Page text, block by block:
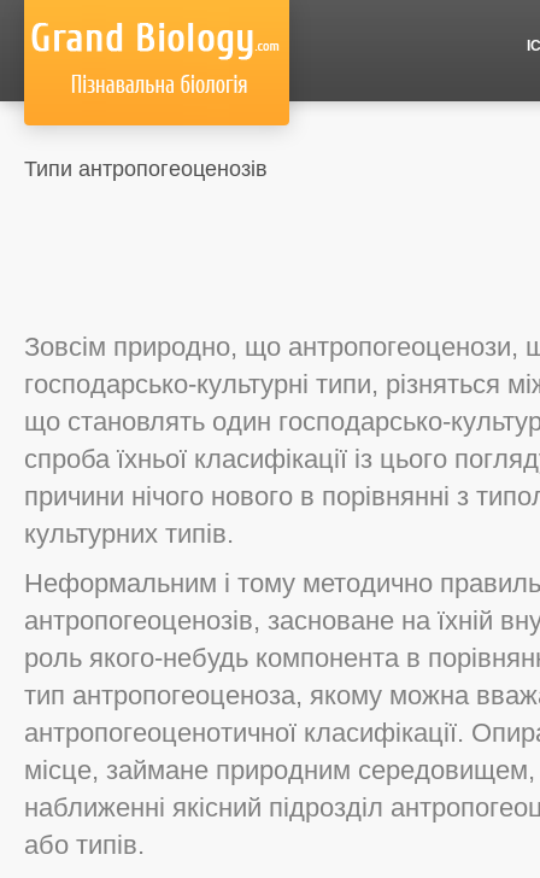
Типи антропогеоценозів
Зовсім природно, що антропогеоценози,
господарсько-культурні типи, різняться
що становлять один господарсько-
спроба їхньої класифікації із цього
причини нічого нового в порівнянні з
культурних типів.
Неформальним і тому методично
антропогеоценозів, засноване на їхній
роль якого-небудь компонента в
тип антропогеоценоза, якому можна
антропогеоценотичної класифікації.
місце, займане природним
наближенні якісний підрозділ
або типів.